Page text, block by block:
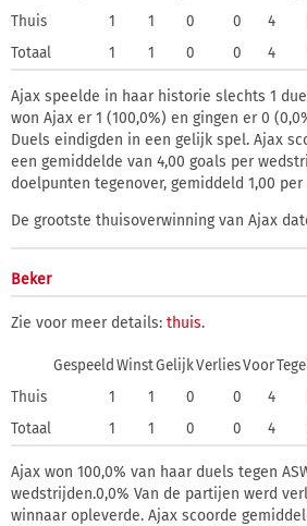
Thuis
1 1 0 0 4
Totaal
1 1 0 0 4
Ajax speelde in haar historie slechts 1
won Ajax er 1 (100,0%) en gingen er 0
Duels eindigden in een gelijk spel. Ajax
een gemiddelde van 4,00 goals per
doelpunten tegenover, gemiddeld 1,00
De grootste thuisoverwinning van Ajax
Beker
Zie voor meer details: thuis.
Gespeeld WinstGelijkVerliesVoor
Thuis
1 1 0 0 4
Totaal
1 1 0 0 4
Ajax won 100,0% van haar duels tegen
wedstrijden.0,0% Van de partijen werd
winnaar opleverde. Ajax scoorde